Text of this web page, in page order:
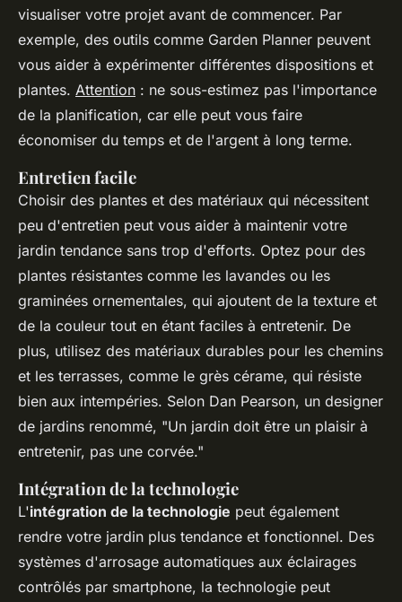
visualiser votre projet avant de commencer. Par
exemple, des outils comme Garden Planner peuvent
vous aider à expérimenter différentes dispositions et
plantes. Attention : ne sous-estimez pas l'importance
de la planification, car elle peut vous faire
économiser du temps et de l'argent à long terme.
Entretien facile
Choisir des plantes et des matériaux qui nécessitent
peu d'entretien peut vous aider à maintenir votre
jardin tendance sans trop d'efforts. Optez pour des
plantes résistantes comme les lavandes ou les
graminées ornementales, qui ajoutent de la texture et
de la couleur tout en étant faciles à entretenir. De
plus, utilisez des matériaux durables pour les chemins
et les terrasses, comme le grès cérame, qui résiste
bien aux intempéries. Selon Dan Pearson, un designer
de jardins renommé, "Un jardin doit être un plaisir à
entretenir, pas une corvée."
Intégration de la technologie
L'intégration de la technologie peut également
rendre votre jardin plus tendance et fonctionnel. Des
systèmes d'arrosage automatiques aux éclairages
contrôlés par smartphone, la technologie peut